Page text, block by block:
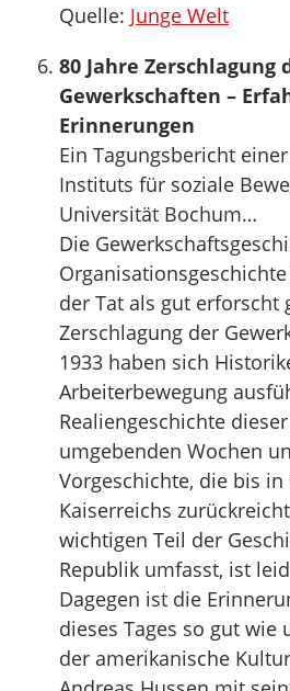
Quelle: Junge Welt
80 Jahre Zerschlagung
Gewerkschaften –
Erinnerungen
Ein Tagungsbericht
Instituts für soziale
Universität Bochum…
Die
der Tat als gut erforscht
Zerschlagung der
1933 haben sich
Arbeiterbewegung
Realiengeschichte
umgebenden Wochen
Vorgeschichte, die bis in
Kaiserreichs
wichtigen Teil der
Republik umfasst, ist
Dagegen ist die
dieses Tages so gut wie
der amerikanische